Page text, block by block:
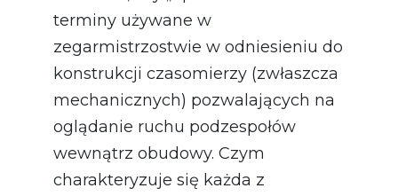
terminy używane w
zegarmistrzostwie w odniesieniu do
konstrukcji czasomierzy (zwłaszcza
mechanicznych) pozwalających na
oglądanie ruchu podzespołów
wewnątrz obudowy. Czym
charakteryzuje się każda z